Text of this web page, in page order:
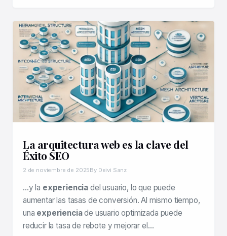
La arquitectura web es la clave del
Éxito SEO
2 de noviembre de 2025By Deivi Sanz
…y la experiencia del usuario, lo que puede
aumentar las tasas de conversión. Al mismo tiempo,
una experienciade usuario optimizada puede
reducir la tasa de rebote y mejorar el…